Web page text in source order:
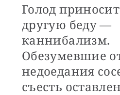
Голод
другую беду —
каннибализм.
Обезумевшие
недоедания
съесть